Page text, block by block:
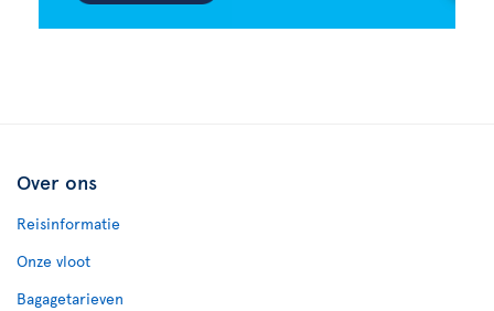
Over ons
Reisinformatie
Onze vloot
Bagagetarieven